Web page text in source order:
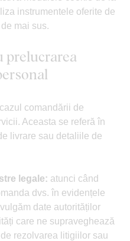
instrumentele oferite de
mai sus.
prelucrarea
comandării de
Aceasta se referă în
livrare sau detaliile de
legale: atunci când
dvs. în evidențele
date autorităților
care ne supraveghează
rezolvarea litigiilor sau